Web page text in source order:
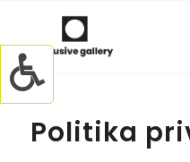
Politika